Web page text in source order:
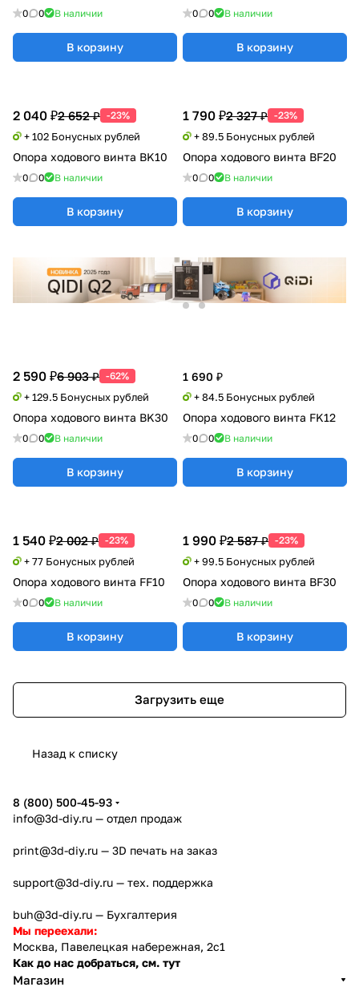
0 0 В наличии
В корзину
2 040 ₽2 652 ₽ -23%
+ 102 Бонусных рублей
Опора ходового винта BK10
0 0 В наличии
В корзину
1 790 ₽2 327 ₽ -23%
+ 89.5 Бонусных рублей
Опора ходового винта BF20
0 0 В наличии
В корзину
2 590 ₽6 903 ₽ -62%
+ 129.5 Бонусных рублей
Опора ходового винта BK30
0 0 В наличии
В корзину
1 690 ₽
+ 84.5 Бонусных рублей
Опора ходового винта FK12
0 0 В наличии
В корзину
0 0 В наличии
В корзину
1 540 ₽2 002 ₽ -23%
+ 77 Бонусных рублей
Опора ходового винта FF10
0 0 В наличии
В корзину
1 990 ₽2 587 ₽ -23%
+ 99.5 Бонусных рублей
Опора ходового винта BF30
0 0 В наличии
В корзину
Загрузить еще
Назад к списку
8 (800) 500-45-93
info@3d-diy.ru — отдел продаж
print@3d-diy.ru — 3D печать на заказ
support@3d-diy.ru — тех. поддержка
buh@3d-diy.ru — Бухгалтерия
Мы переехали:
Москва, Павелецкая набережная, 2с1
Как до нас добраться, см. тут
Магазин